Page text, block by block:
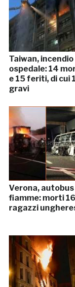
Taiwan, incendio
ospedale: 14
e 15 feriti, di cui
gravi
Verona, autobus
fiamme: morti 16
ragazzi